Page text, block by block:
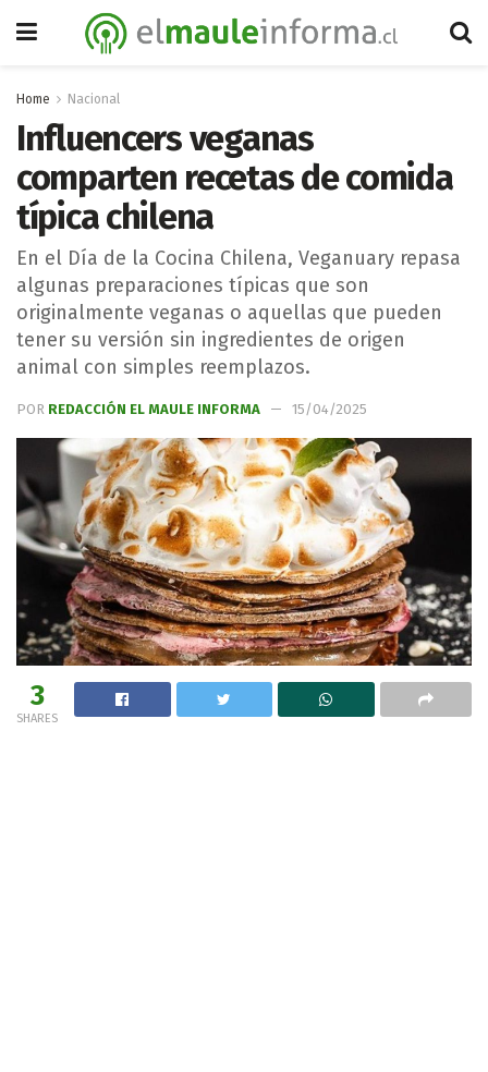
Home Nacional
Influencers veganas
comparten recetas de comida
típica chilena
En el Día de la Cocina Chilena, Veganuary repasa
algunas preparaciones típicas que son
originalmente veganas o aquellas que pueden
tener su versión sin ingredientes de origen
animal con simples reemplazos.
POR REDACCIÓN EL MAULE INFORMA 15/04/2025
3
SHARES